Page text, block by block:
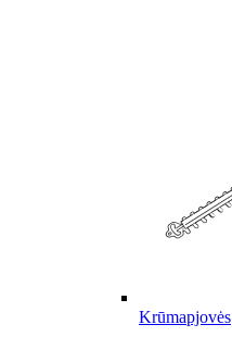
Krūmapjovės